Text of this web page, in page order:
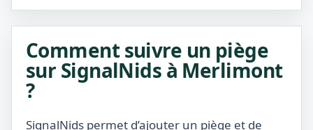
Comment suivre un piège
sur SignalNids à Merlimont
?
SignalNids permet d’ajouter un piège et de